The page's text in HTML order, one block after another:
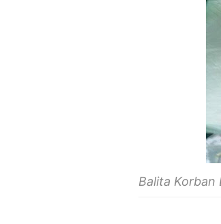
Balita Korban